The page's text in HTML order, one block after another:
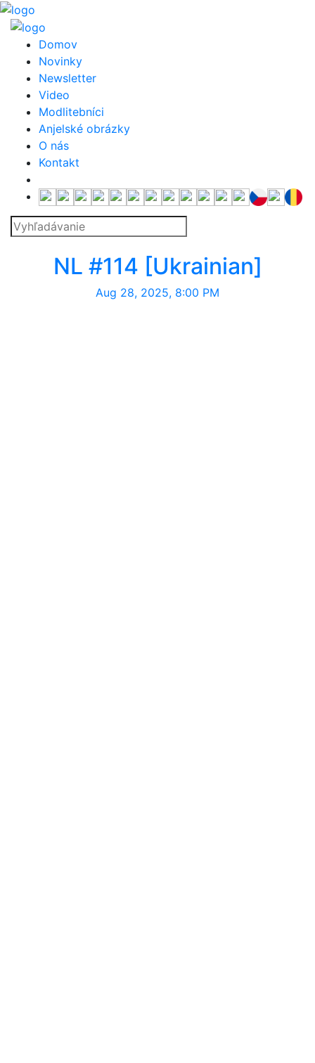
Domov
Novinky
Newsletter
Video
Modlitebníci
Anjelské obrázky
O nás
Kontakt
NL #114 [Ukrainian]
Aug 28, 2025, 8:00 PM